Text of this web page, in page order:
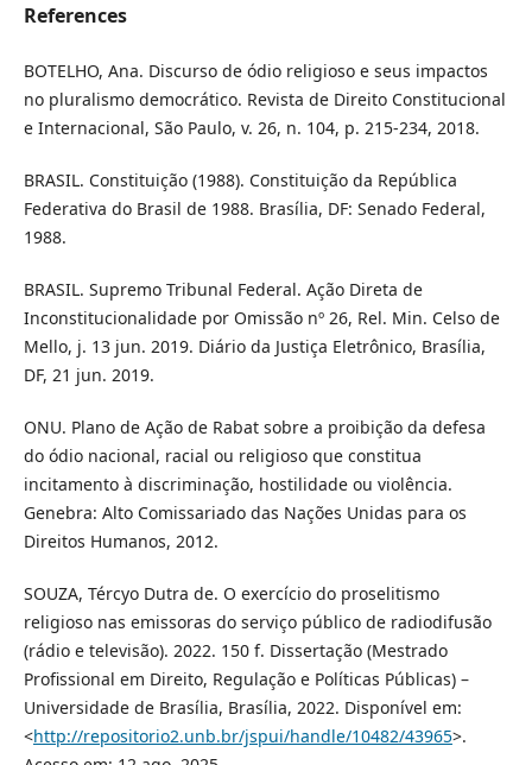
References
BOTELHO, Ana. Discurso de ódio religioso e seus impactos
no pluralismo democrático. Revista de Direito Constitucional
e Internacional, São Paulo, v. 26, n. 104, p. 215-234, 2018.
BRASIL. Constituição (1988). Constituição da República
Federativa do Brasil de 1988. Brasília, DF: Senado Federal,
1988.
BRASIL. Supremo Tribunal Federal. Ação Direta de
Inconstitucionalidade por Omissão nº 26, Rel. Min. Celso de
Mello, j. 13 jun. 2019. Diário da Justiça Eletrônico, Brasília,
DF, 21 jun. 2019.
ONU. Plano de Ação de Rabat sobre a proibição da defesa
do ódio nacional, racial ou religioso que constitua
incitamento à discriminação, hostilidade ou violência.
Genebra: Alto Comissariado das Nações Unidas para os
Direitos Humanos, 2012.
SOUZA, Tércyo Dutra de. O exercício do proselitismo
religioso nas emissoras do serviço público de radiodifusão
(rádio e televisão). 2022. 150 f. Dissertação (Mestrado
Profissional em Direito, Regulação e Políticas Públicas) –
Universidade de Brasília, Brasília, 2022. Disponível em:
<http://repositorio2.unb.br/jspui/handle/10482/43965>.